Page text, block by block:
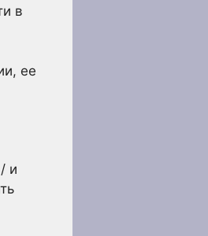
в
ее
и